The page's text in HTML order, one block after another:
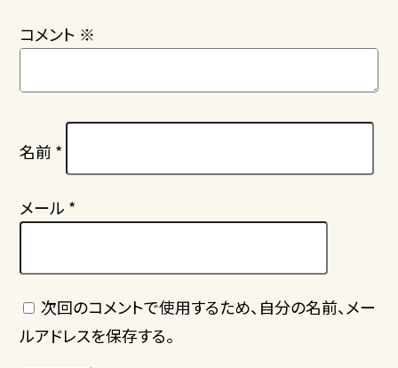
コメント ※
名前 *
メール *
次回のコメントで使用するため、自分の名前、メー
ルアドレスを保存する。